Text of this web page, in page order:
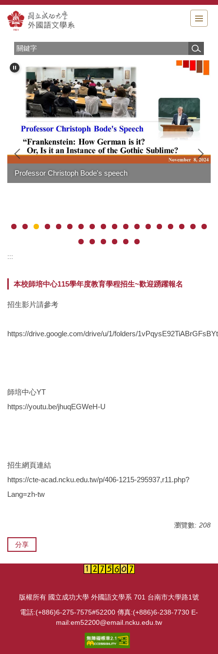
跳
到
主
區
Professor Christoph Bode's speech
:::
本校師培中心115學年度教育學程招生~歡迎踴躍報名
招生影片請參考
https://drive.google.com/drive/u/1/folders/
師培中心YT
https://youtu.be/jhuqEGWeH-U
招生網頁連結
https://cte-acad.ncku.edu.tw/p/406-1215-295937,r11.php?
Lang=zh-tw
瀏覽數: 208
分享
版權所有 國立成功大學 外國語文學系 701 台南市大學路1號
電話:(+886)6-275-7575#52200 傳真:(+886)6-238-7730 E-
mail:em52200@email.ncku.edu.tw